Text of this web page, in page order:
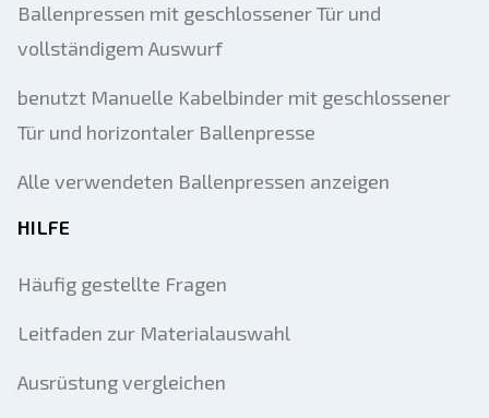
Ballenpressen mit geschlossener Tür und
vollständigem Auswurf
benutzt Manuelle Kabelbinder mit geschlossener
Tür und horizontaler Ballenpresse
Alle verwendeten Ballenpressen anzeigen
HILFE
Häufig gestellte Fragen
Leitfaden zur Materialauswahl
Ausrüstung vergleichen